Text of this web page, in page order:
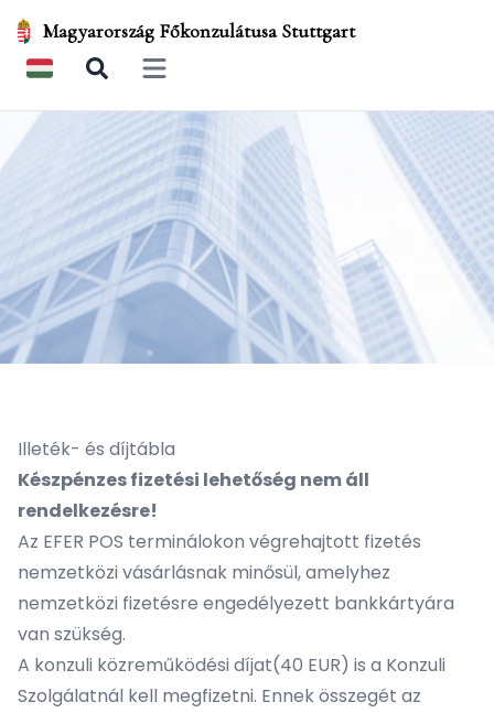
Magyarország Főkonzulátusa Stuttgart
Open main menu
Illeték- és díjtábla
Készpénzes fizetési lehetőség nem áll
rendelkezésre!
Az EFER POS terminálokon végrehajtott fizetés
nemzetközi vásárlásnak minősül, amelyhez
nemzetközi fizetésre engedélyezett bankkártyára
van szükség.
A konzuli közreműködési díjat(40 EUR) is a Konzuli
Szolgálatnál kell megfizetni. Ennek összegét az